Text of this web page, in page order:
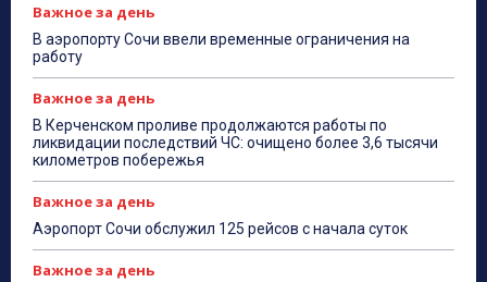
Важное за день
В аэропорту Сочи ввели временные ограничения на
работу
Важное за день
В Керченском проливе продолжаются работы по
ликвидации последствий ЧС: очищено более 3,6 тысячи
километров побережья
Важное за день
Аэропорт Сочи обслужил 125 рейсов с начала суток
Важное за день